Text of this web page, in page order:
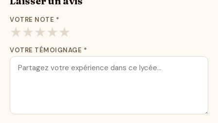
VOTRE NOTE *
★★★★★
VOTRE TÉMOIGNAGE *